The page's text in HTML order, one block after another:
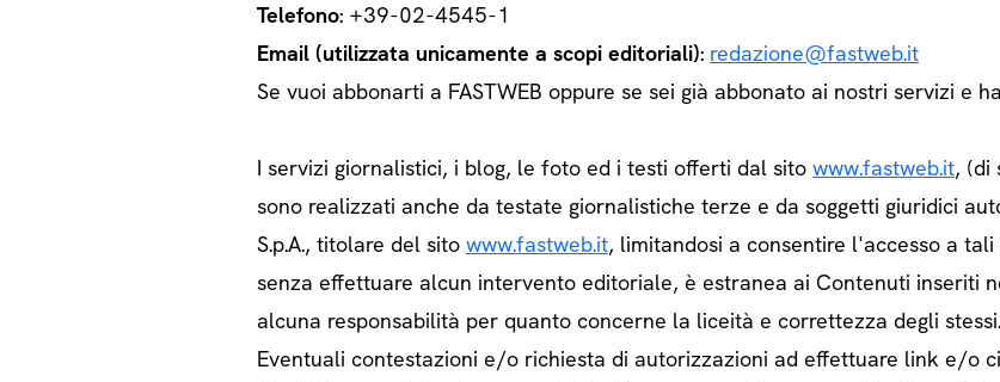
Telefono: +39-02-4545-1
Email (utilizzata unicamente a scopi editoriali): redazione@fastweb.it
Se vuoi abbonarti a FASTWEB oppure se sei già abbonato ai nostri servizi e
I servizi giornalistici, i blog, le foto ed i testi offerti dal sito www.fastweb.it, (di
sono realizzati anche da testate giornalistiche terze e da soggetti giuridici
S.p.A., titolare del sito www.fastweb.it, limitandosi a consentire l'accesso a
senza effettuare alcun intervento editoriale, è estranea ai Contenuti inseriti
alcuna responsabilità per quanto concerne la liceità e correttezza degli stessi.
Eventuali contestazioni e/o richiesta di autorizzazioni ad effettuare link e/o